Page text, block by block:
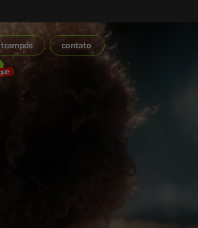
trampos contato